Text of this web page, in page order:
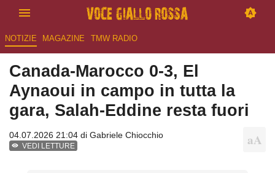
NOTIZIE MAGAZINE TMW RADIO
Canada-Marocco 0-3, El
Aynaoui in campo in tutta la
gara, Salah-Eddine resta fuori
04.07.2026 21:04 di Gabriele Chiocchio
VEDI LETTURE